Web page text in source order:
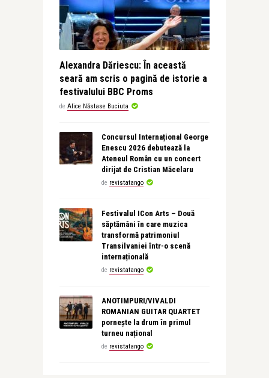
Alexandra Dăriescu: În această
seară am scris o pagină de istorie a
festivalului BBC Proms
de Alice Năstase Buciuta
Concursul Internațional George
Enescu 2026 debutează la
Ateneul Român cu un concert
dirijat de Cristian Măcelaru
de revistatango
Festivalul ICon Arts – Două
săptămâni în care muzica
transformă patrimoniul
Transilvaniei într-o scenă
internațională
de revistatango
ANOTIMPURI/VIVALDI
ROMANIAN GUITAR QUARTET
pornește la drum în primul
turneu național
de revistatango